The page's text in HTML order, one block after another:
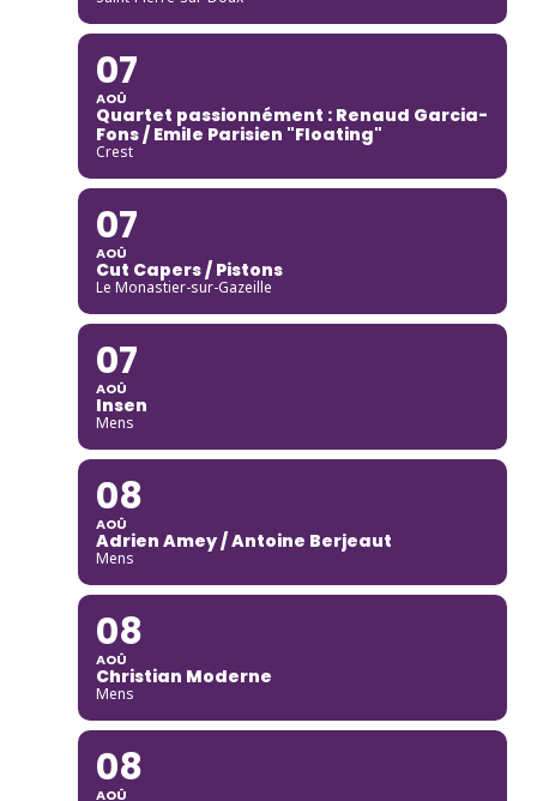
07
AOÛ
Quartet passionnément : Renaud Garcia-
Fons / Emile Parisien "Floating"
Crest
07
AOÛ
Cut Capers / Pistons
Le Monastier-sur-Gazeille
07
AOÛ
Insen
Mens
08
AOÛ
Adrien Amey / Antoine Berjeaut
Mens
08
AOÛ
Christian Moderne
Mens
08
AOÛ